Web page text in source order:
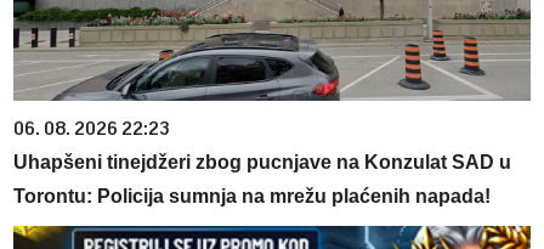
06. 08. 2026 22:23
Uhapšeni tinejdžeri zbog pucnjave na Konzulat SAD u
Torontu: Policija sumnja na mrežu plaćenih napada!